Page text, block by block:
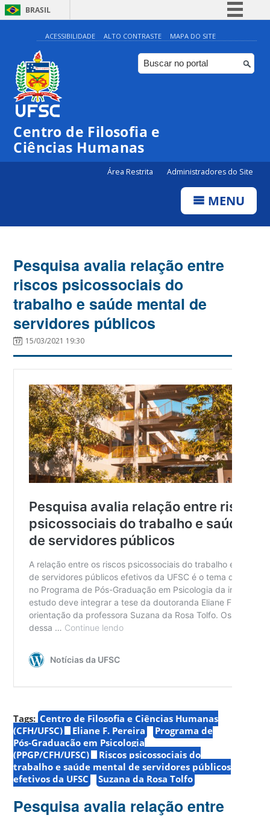
BRASIL
Simplifique!
Comunica BR
Participe
ACESSIBILIDADE ALTO CONTRASTE MAPA DO SITE
Centro de Filosofia e
Ciências Humanas
Área Restrita Administradores do Site
MENU
Pesquisa avalia relação entre
riscos psicossociais do
trabalho e saúde mental de
servidores públicos
15/03/2021 19:30
Tags: Centro de Filosofia e Ciências Humanas
(CFH/UFSC)
Eliane F. Pereira
Programa de
Pós-Graduação em Psicologia
(PPGP/CFH/UFSC)
Riscos psicossociais do
trabalho e saúde mental de servidores públicos
efetivos da UFSC
Suzana da Rosa Tolfo
Pesquisa avalia relação entre